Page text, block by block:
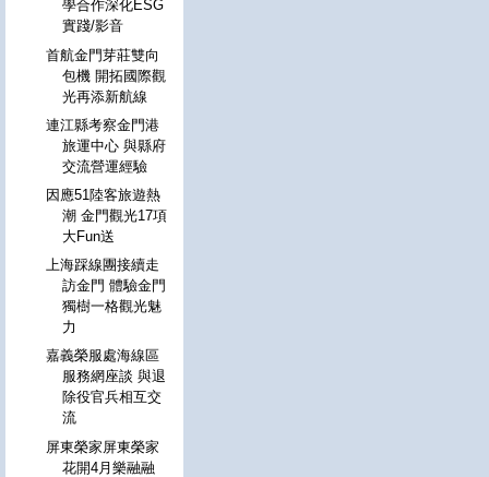
學合作深化ESG
實踐/影音
首航金門芽莊雙向
包機 開拓國際觀
光再添新航線
連江縣考察金門港
旅運中心 與縣府
交流營運經驗
因應51陸客旅遊熱
潮 金門觀光17項
大Fun送
上海踩線團接續走
訪金門 體驗金門
獨樹一格觀光魅
力
嘉義榮服處海線區
服務網座談 與退
除役官兵相互交
流
屏東榮家屏東榮家
花開4月樂融融